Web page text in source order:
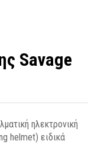
Savage
ηλεκτρονική
helmet) ειδικά